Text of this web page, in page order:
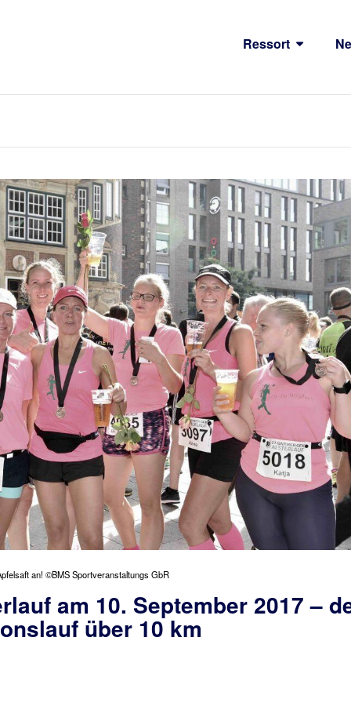
Ressort
an! ©BMS Sportveranstaltungs GbR
am 10. September 2017 –
über 10 km